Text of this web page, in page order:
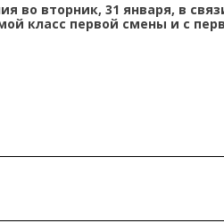
во вторник, 31 января, в
класс первой смены и с